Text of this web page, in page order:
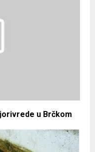
u Brčkom